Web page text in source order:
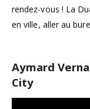
rendez-vous ! La
en ville, aller au
Aymard
City